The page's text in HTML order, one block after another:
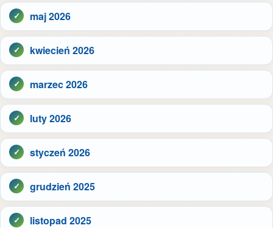
maj 2026
kwiecień 2026
marzec 2026
luty 2026
styczeń 2026
grudzień 2025
listopad 2025